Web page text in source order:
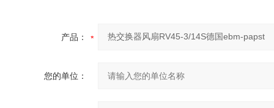
产品：
您的单位：